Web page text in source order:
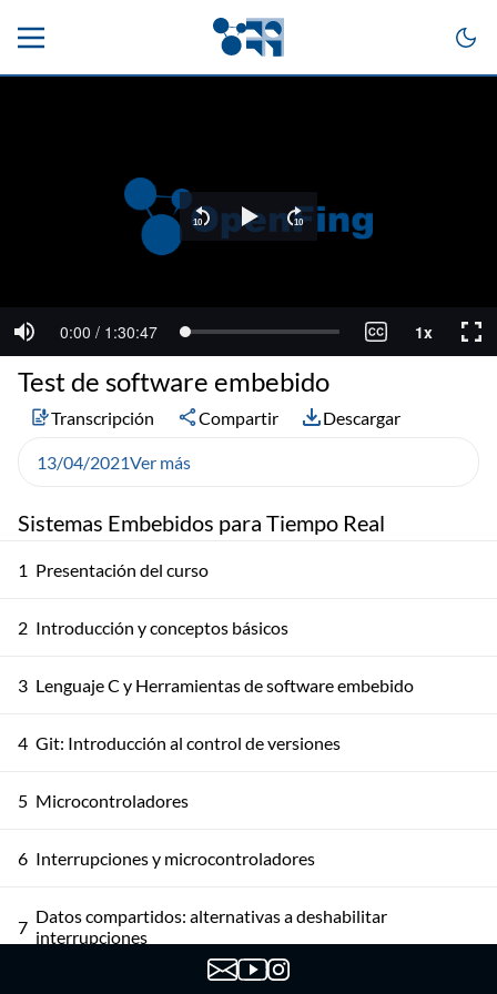
Sistemas Embebidos para Tiempo Real
1 Presentación del curso
2 Introducción y conceptos básicos
3 Lenguaje C y Herramientas de software embebido
4 Git: Introducción al control de versiones
5 Microcontroladores
6 Interrupciones y microcontroladores
7 Datos compartidos: alternativas a deshabilitar
interrupciones
Test de software embebido
Transcripción Compartir Descargar
13/04/2021Ver más